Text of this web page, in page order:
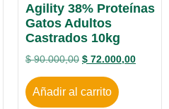
Agility 38% Proteínas
Gatos Adultos
Castrados 10kg
$90.000,00 $ 72.000,00
Añadir al carrito